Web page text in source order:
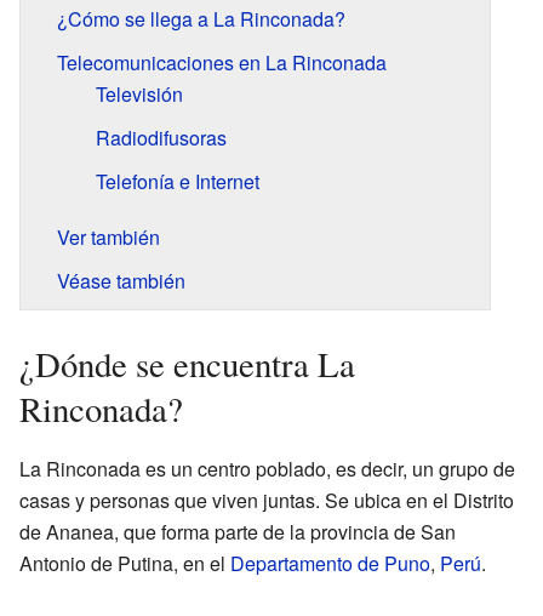
¿Cómo se llega a La Rinconada?
Telecomunicaciones en La Rinconada
Televisión
Radiodifusoras
Telefonía e Internet
Ver también
Véase también
¿Dónde se encuentra La
Rinconada?
La Rinconada es un centro poblado, es decir, un grupo de
casas y personas que viven juntas. Se ubica en el Distrito
de Ananea, que forma parte de la provincia de San
Antonio de Putina, en el Departamento de Puno, Perú.